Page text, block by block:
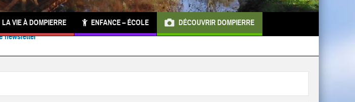
LA VIE À DOMPIERRE ENFANCE – ÉCOLE DÉCOUVRIR DOMPIERRE